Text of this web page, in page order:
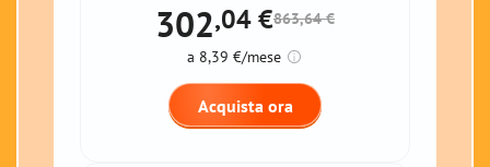
302,04€863,64 €
a 8,39 €/mese
Acquista ora